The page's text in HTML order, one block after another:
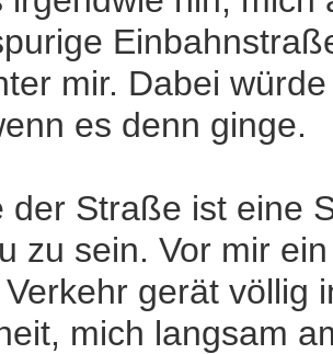
mir. Dabei
es denn ginge.
der Straße ist eine
zu sein. Vor mir
gerät völlig
mich langsam